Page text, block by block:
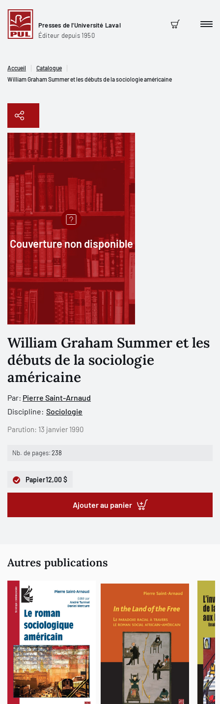
Presses de l'Université Laval
Éditeur depuis 1950
Panier
Accueil
Catalogue
William Graham Summer et les débuts de la sociologie américaine
Copier le lien
Couverture non disponible
William Graham Summer et les
débuts de la sociologie
américaine
Par: Pierre Saint-Arnaud
Discipline: Sociologie
Parution: 13 janvier 1990
Nb. de pages:238
Papier12,00 $
Ajouter au panier
Autres publications